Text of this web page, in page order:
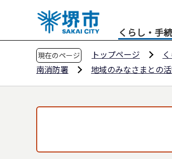
先
くらし・手
現在のページ トップページ
南消防署
地域のみなさまとの